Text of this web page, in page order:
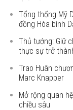
Tổng thống Mỹ
đồng Hòa bình
Thủ tướng: Giữ
thực sự trở
Trao Huân
Marc Knapper
Mở rộng quan
chiều sâu